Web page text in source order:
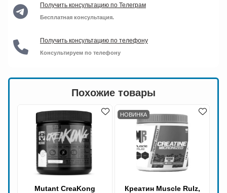
Получить консультацию по Телеграм
Бесплатная консультация.
Получить консультацию по телефону
Консультируем по телефону
Похожие товары
Mutant CreaKong
НОВИНКА
Креатин Muscle Rulz,